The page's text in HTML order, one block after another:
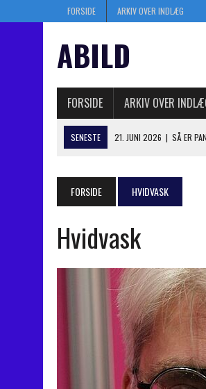
FORSIDE ARKIV OVER INDLÆG
ABILD
FORSIDE ARKIV OVER
SENESTE 21. JUNI 2026 | SÅ ER
6. JANUAR 2025 | MYSTIK OM
4. JULI 2026
KASI TABTE I
FORSIDE HVIDVASK
Hvidvask